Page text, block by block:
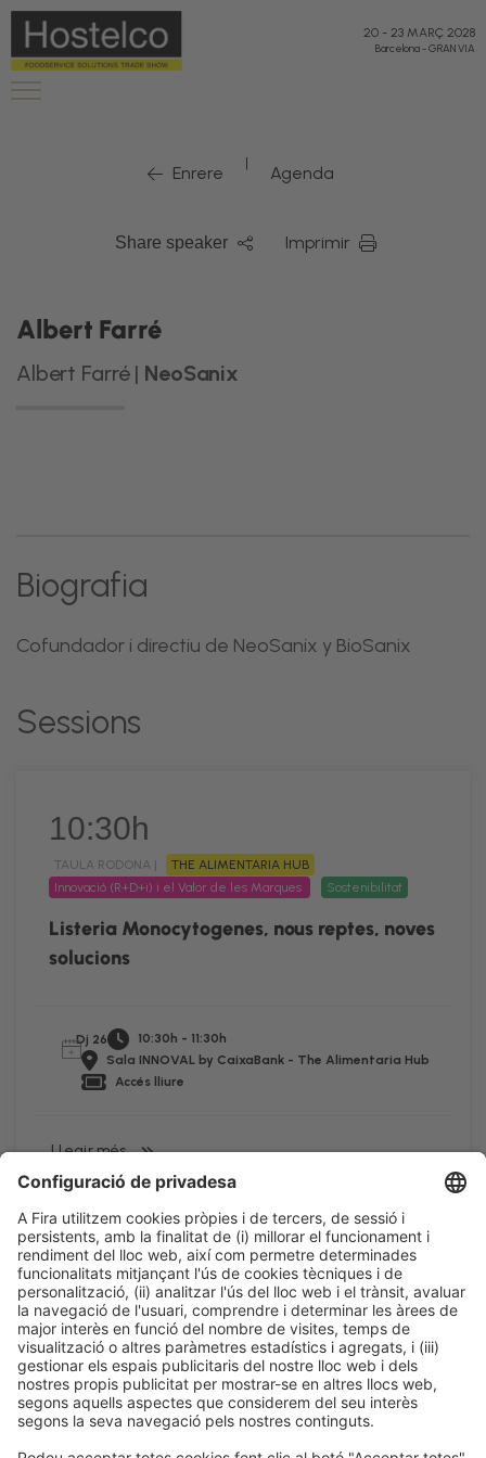
20 - 23 MARÇ 2028
Barcelona-GRAN VIA
Enrere | Agenda
Share speaker Imprimir
Albert Farré
Albert Farré | NeoSanix
Biografia
Cofundador i directiu de NeoSanix y BioSanix
Sessions
10:30h
TAULA RODONA |
THE ALIMENTARIA HUB
Innovació (R+D+i) i el Valor de les Marques
Sostenibilitat
Listeria Monocytogenes, nous reptes, noves
solucions
Dj 26
10:30h - 11:30h
Sala INNOVAL by CaixaBank - The Alimentaria Hub
Accés lliure
LLegir més
Informació legalAvís legal Política de privacitatPolítica de cookies